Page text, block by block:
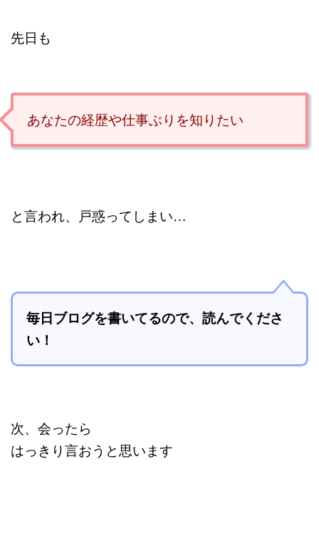
先日も
あなたの経歴や仕事ぶりを知りたい
と言われ、戸惑ってしまい…
毎日ブログを書いてるので、読んでくださ
い！
次、会ったら
はっきり言おうと思います